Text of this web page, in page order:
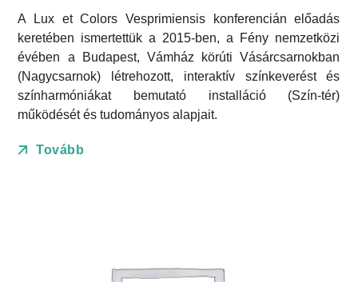
A Lux et Colors Vesprimiensis konferencián előadás
keretében ismertettük a 2015-ben, a Fény nemzetközi
évében a Budapest, Vámház körúti Vásárcsarnokban
(Nagycsarnok) létrehozott, interaktív színkeverést és
színharmóniákat bemutató installáció (Szín-tér)
működését és tudományos alapjait.
Tovább